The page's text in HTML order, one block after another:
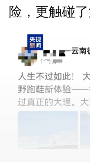
险，更触碰了